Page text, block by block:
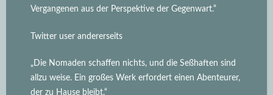
Vergangenen aus der Perspektive der Gegenwart.“
Twitter user andererseits
„Die Nomaden schaffen nichts, und die Seßhaften sind
allzu weise. Ein großes Werk erfordert einen Abenteurer,
der zu Hause bleibt.“